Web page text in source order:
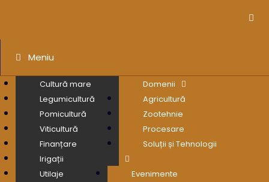
Meniu
Domenii
Cultură mare
Legumicultură
Pomicultură
Viticultură
Finanțare
Irigații
Agricultură
Zootehnie
Procesare
Soluții și Tehnologii
Utilaje
Evenimente